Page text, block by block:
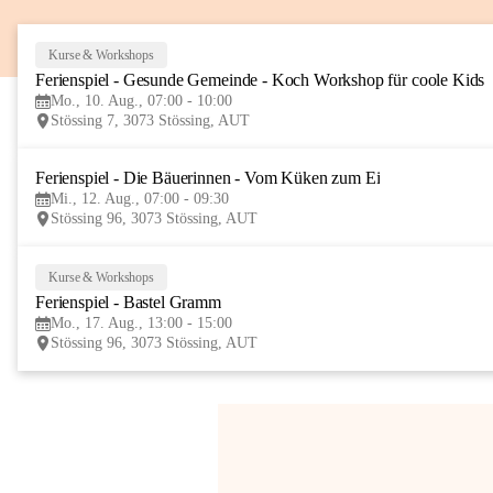
Kurse & Workshops
Ferienspiel - Gesunde Gemeinde - Koch Workshop für coole Kids
Mo., 10. Aug., 07:00 - 10:00
Stössing 7, 3073 Stössing, AUT
Ferienspiel - Die Bäuerinnen - Vom Küken zum Ei
Mi., 12. Aug., 07:00 - 09:30
Stössing 96, 3073 Stössing, AUT
Kurse & Workshops
Ferienspiel - Bastel Gramm
Mo., 17. Aug., 13:00 - 15:00
Stössing 96, 3073 Stössing, AUT